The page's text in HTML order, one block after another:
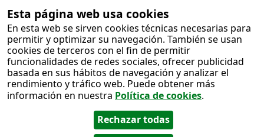
Esta página web usa cookies
En esta web se sirven cookies técnicas necesarias para
permitir y optimizar su navegación. También se usan
cookies de terceros con el fin de permitir
funcionalidades de redes sociales, ofrecer publicidad
basada en sus hábitos de navegación y analizar el
rendimiento y tráfico web. Puede obtener más
información en nuestra Política de cookies.